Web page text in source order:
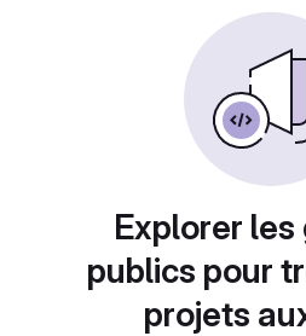
Explorer
publics pour
projets